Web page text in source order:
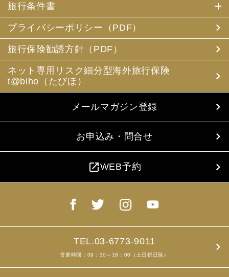
旅行条件書
プライバシーポリシー（PDF）
旅行保険勧誘方針（PDF）
ネット専用リスク細分型海外旅行保険
t@biho（たびほ）
メールマガジン登録
お申込み・問合せ
open_in_newWEB予約
TEL.03-6773-9011
営業時間：09：30～18：00（土日祝日除）